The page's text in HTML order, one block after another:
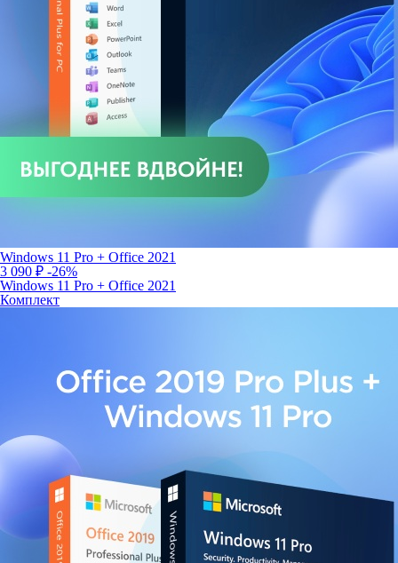
Windows 11 Pro + Office 2021
3 090 ₽ -26%
Windows 11 Pro + Office 2021
Комплект